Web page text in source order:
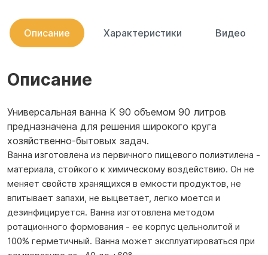
Описание Характеристики Видео
Описание
Универсальная ванна K 90 объемом 90 литров
предназначена для решения широкого круга
хозяйственно-бытовых задач.
Ванна изготовлена из первичного пищевого полиэтилена -
материала, стойкого к химическому воздействию. Он не
меняет свойств хранящихся в емкости продуктов, не
впитывает запахи, не выцветает, легко моется и
дезинфицируется. Ванна изготовлена методом
ротационного формования - ее корпус цельнолитой и
100% герметичный. Ванна может эксплуатироваться при